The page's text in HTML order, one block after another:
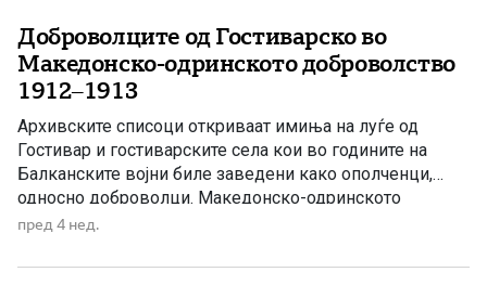
Доброволците од Гостиварско во
Македонско-одринското доброволство
1912–1913
Архивските списоци откриваат имиња на луѓе од
Гостивар и гостиварските села кои во годините на
Балканските војни биле заведени како ополченци,
односно доброволци. Македонско-одринското
доброволство, во бугарската историографија познато
воена формација во рамките на бугарската армија за
пред 4 нед.